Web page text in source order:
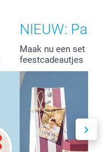
NIEUW:
Maak nu een set
feestcadeautjes